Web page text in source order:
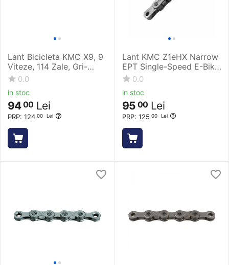
Lant Bicicleta KMC X9, 9
Viteze, 114 Zale, Gri-
Argintiu
0.0
in stoc
PRP: 124 00 Lei
9400 Lei
Lant KMC Z1eHX Narrow
EPT Single-Speed E-Bike
128 Zale
0.0
in stoc
PRP: 125 00 Lei
95 00 Lei